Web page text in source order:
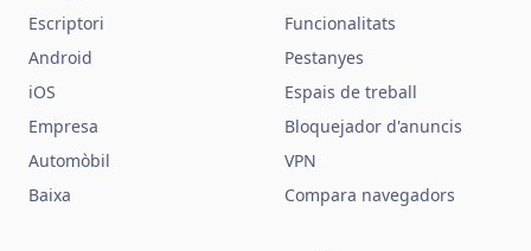
Escriptori
Android
iOS
Empresa
Automòbil
Baixa
Funcionalitats
Pestanyes
Espais de treball
Bloquejador d'anuncis
VPN
Compara navegadors